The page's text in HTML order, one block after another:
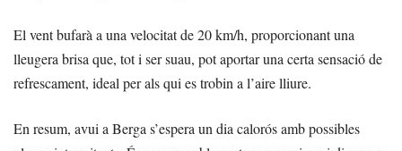
El vent bufarà a una velocitat de 20 km/h, proporcionant una
lleugera brisa que, tot i ser suau, pot aportar una certa sensació de
refrescament, ideal per als qui es trobin a l’aire lliure.
En resum, avui a Berga s’espera un dia calorós amb possibles